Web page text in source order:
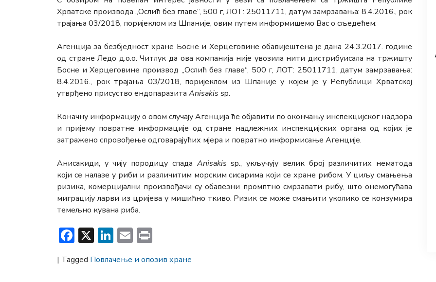
Хрватске производа „Ослић без главе“, 500 г, ЛОТ: 25011711, датум замрзавања: 8.4.2016., рок
трајања 03/2018, поријеклом из Шпаније, овим путем информишемо Вас о сљедећем:
Агенција за безбједност хране Босне и Херцеговине обавијештена је дана 24.3.2017. године
од стране Ледо д.о.о. Читлук да ова компанија није увозила нити дистрибуисала на тржишту
Босне и Херцеговине производ „Ослић без главе“, 500 г, ЛОТ: 25011711, датум замрзавања:
8.4.2016., рок трајања 03/2018, поријеклом из Шпаније у којем је у Републици Хрватској
утврђено присуство ендопаразита Anisakis sp.
Коначну информацију о овом случају Агенција ће објавити по окончању инспекцијског надзора
и пријему повратне информације од стране надлежних инспекцијских органа од којих је
затражено спровођење одговарајућих мјера и повратно информисање Агенције.
Анисакиди, у чију породицу спада Anisakis sp., укључују велик број различитих нематода
који се налазе у риби и различитим морским сисарима који се хране рибом. У циљу смањења
ризика, комерцијални произвођачи су обавезни промптно смрзавати рибу, што онемогућава
миграцију ларви из цријева у мишићно ткиво. Ризик се може смањити уколико се конзумира
темељно кувана риба.
Facebook
X LinkedIn
Email
| Tagged Повлачење и опозив хране